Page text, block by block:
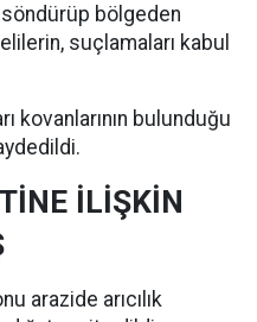
bölgeden
suçlamaları kabul
kovanlarının bulunduğu
İLİŞKİN
arazide arıcılık